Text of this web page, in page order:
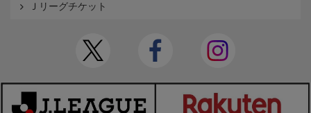
Ｊリーグチケット